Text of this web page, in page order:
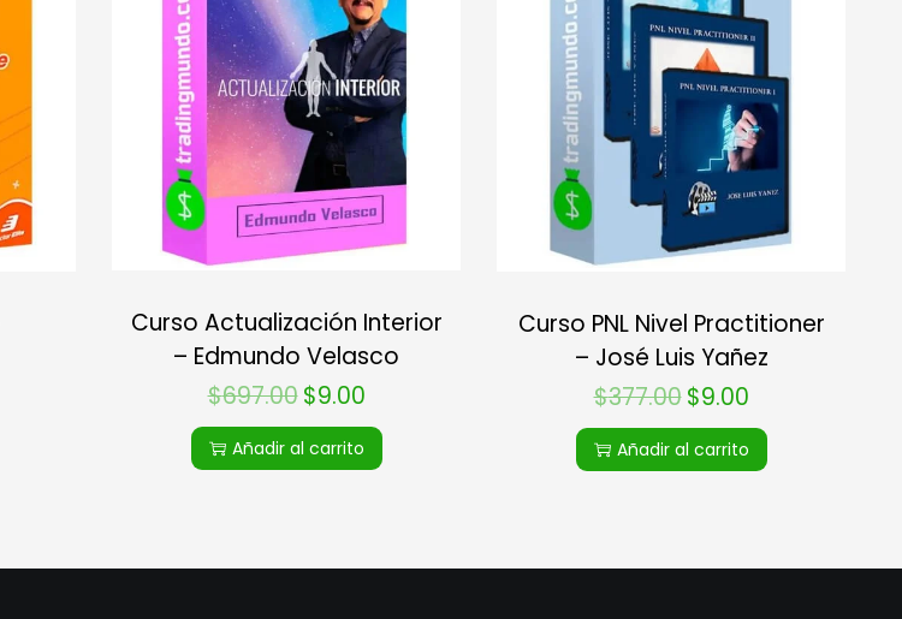
Curso Actualización Interior
– Edmundo Velasco
$697.00 $9.00
Añadir al carrito
Curso PNL Nivel Practitioner
– José Luis Yañez
$377.00 $9.00
Añadir al carrito